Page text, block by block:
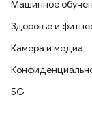
Машинное
Здоровье и
Камера и медиа
5G